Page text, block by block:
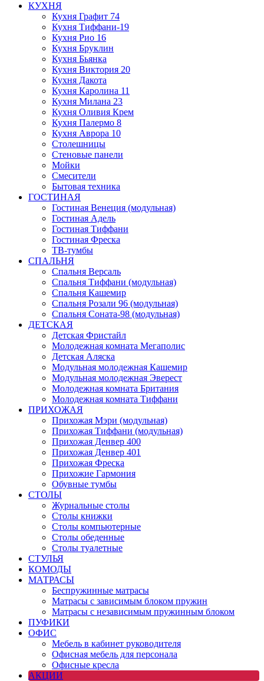
КУХНЯ
Кухня Графит 74
Кухня Тиффани-19
Кухня Рио 16
Кухня Бруклин
Кухня Бьянка
Кухня Виктория 20
Кухня Дакота
Кухня Каролина 11
Кухня Милана 23
Кухня Оливия Крем
Кухня Палермо 8
Кухня Аврора 10
Столешницы
Стеновые панели
Мойки
Смесители
Бытовая техника
ГОСТИНАЯ
Гостиная Венеция (модульная)
Гостиная Адель
Гостиная Тиффани
Гостиная Фреска
ТВ-тумбы
СПАЛЬНЯ
Спальня Версаль
Спальня Тиффани (модульная)
Спальня Кашемир
Спальня Розали 96 (модульная)
Спальня Соната-98 (модульная)
ДЕТСКАЯ
Детская Фристайл
Молодежная комната Мегаполис
Детская Аляска
Модульная молодежная Кашемир
Модульная молодежная Эверест
Молодежная комната Британия
Молодежная комната Тиффани
ПРИХОЖАЯ
Прихожая Мэри (модульная)
Прихожая Тиффани (модульная)
Прихожая Денвер 400
Прихожая Денвер 401
Прихожая Фреска
Прихожие Гармония
Обувные тумбы
СТОЛЫ
Журнальные столы
Столы книжки
Столы компьютерные
Столы обеденные
Столы туалетные
СТУЛЬЯ
КОМОДЫ
МАТРАСЫ
Беспружинные матрасы
Матрасы с зависимым блоком пружин
Матрасы с независимым пружинным блоком
ПУФИКИ
ОФИС
Мебель в кабинет руководителя
Офисная мебель для персонала
Офисные кресла
АКЦИИ